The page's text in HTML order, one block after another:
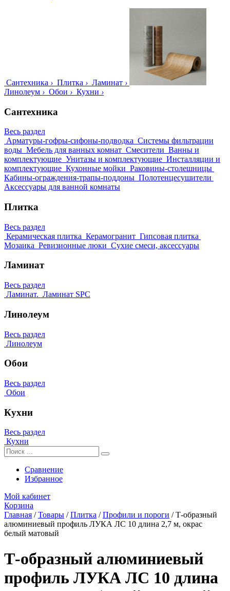
Сантехника › Плитка › Ламинат ›
Линолеум › Обои › Кухни ›
Сантехника
Весь раздел
Арматуры-гофры-сифоны-подводка Системы фильтрации
воды Мебель для ванных комнат Смесители Ванны и
комплектующие Унитазы и комплектующие Инсталляции и
комплектующие Кухонные мойки Раковины-столешницы
Кабины-ограждения-трапы-поддоны Полотенцесушители
Аксессуары для ванной комнаты
Плитка
Весь раздел
Керамическая плитка Керамогранит Гипсовая плитка
Мозаика Ревизионные люки Сухие смеси, аксессуары
Ламинат
Весь раздел
Ламинат. Ламинат SPC
Линолеум
Весь раздел
Линолеум
Обои
Весь раздел
Обои
Кухни
Весь раздел
Кухни
Сравнение
Избранное
Мой кабинет
Корзина
Главная /Товары /Плитка /Профили и пороги /Т-образный
алюминиевый профиль ЛУКА ЛС 10 длина 2,7 м, окрас
белый матовый
Т-образный алюминиевый
профиль ЛУКА ЛС 10 длина